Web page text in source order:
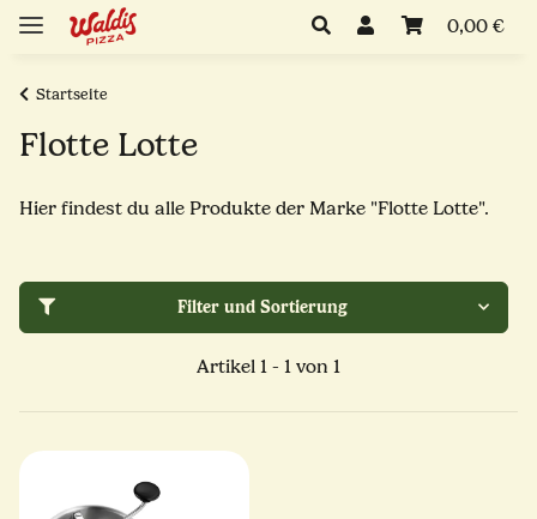
0,00 €
Startseite
Flotte Lotte
Hier findest du alle Produkte der Marke "Flotte Lotte".
Filter und Sortierung
Artikel 1 - 1 von 1